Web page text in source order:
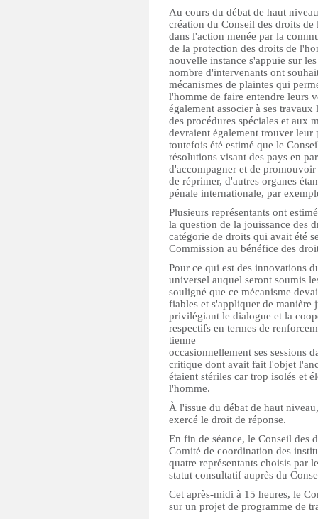
Au cours du débat de haut
création du Conseil des droits
dans l'action menée par la
de la protection des droits de
nouvelle instance s'appuie sur
nombre d'intervenants ont
mécanismes de plaintes qui
l'homme de faire entendre leurs
également associer à ses
des procédures spéciales et aux
devraient également trouver leur
toutefois été estimé que le
résolutions visant des pays en
d'accompagner et de
de réprimer, d'autres organes
pénale internationale, par
Plusieurs représentants ont
la question de la jouissance des
catégorie de droits qui avait été
Commission au bénéfice des
Pour ce qui est des innovations
universel auquel seront soumis
souligné que ce mécanisme
fiables et s'appliquer de manière
privilégiant le dialogue et la
respectifs en termes de
tienne
occasionnellement ses sessions
critique dont avait fait l'objet
étaient stériles car trop isolés et
l'homme.
À l'issue du débat de haut
exercé le droit de réponse.
En fin de séance, le Conseil des
Comité de coordination des
quatre représentants choisis par
statut consultatif auprès du
Cet après-midi à 15 heures, le
sur un projet de programme de